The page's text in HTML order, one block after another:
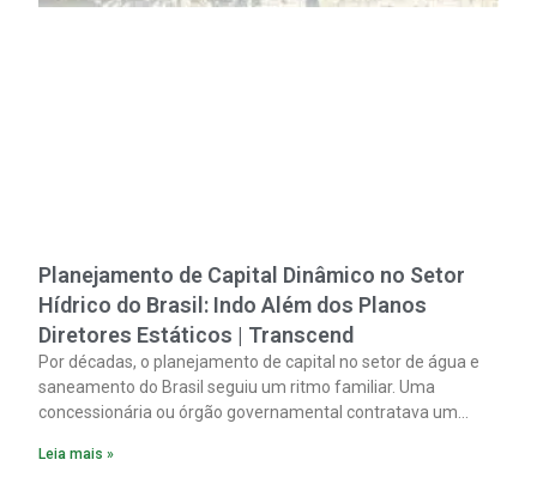
Planejamento de Capital Dinâmico no Setor
Hídrico do Brasil: Indo Além dos Planos
Diretores Estáticos | Transcend
Por décadas, o planejamento de capital no setor de água e
saneamento do Brasil seguiu um ritmo familiar. Uma
concessionária ou órgão governamental contratava um
Leia mais »